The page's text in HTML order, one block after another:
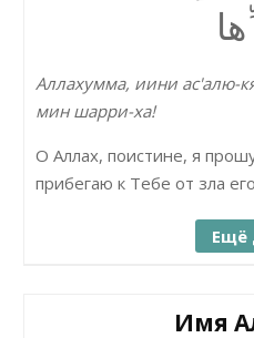
Аллахумма, иини ас'алю-
мин шарри-ха!
О Аллах, поистине, я
прибегаю к Тебе от зла
Ещё
Имя